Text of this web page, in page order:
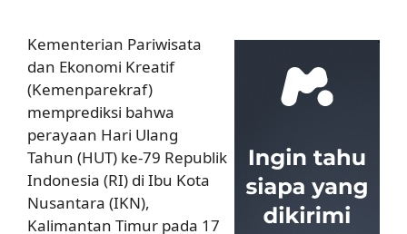
Kementerian Pariwisata
dan Ekonomi Kreatif
(Kemenparekraf)
memprediksi bahwa
perayaan Hari Ulang
Tahun (HUT) ke-79 Republik
Indonesia (RI) di Ibu Kota
Nusantara (IKN),
Kalimantan Timur pada 17